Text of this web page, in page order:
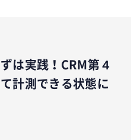
は実践！CRM第４
計測できる状態に